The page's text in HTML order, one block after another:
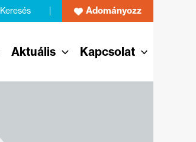
Keresés Adományozz
Aktuális Kapcsolat